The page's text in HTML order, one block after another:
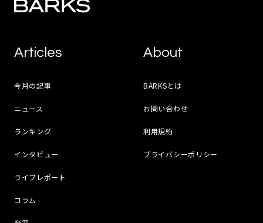
Articles
今月の記事
ニュース
ランキング
インタビュー
ライブレポート
コラム
About
BARKSとは
お問い合わせ
利用規約
プライバシーポリシー